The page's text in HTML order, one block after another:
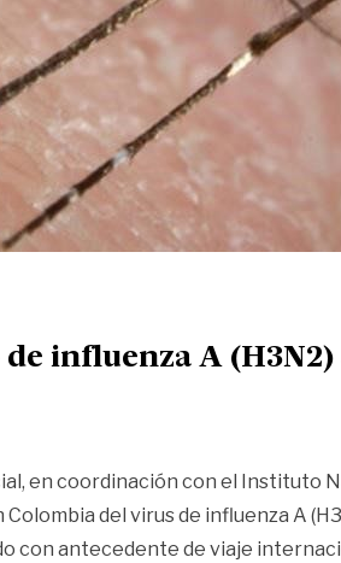
influenza A (H3N2)
en coordinación con el Instituto
del virus de influenza A
con antecedente de viaje